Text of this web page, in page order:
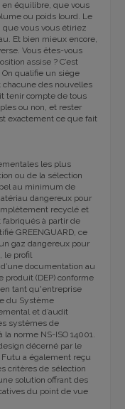
en équilibre, que vous
ou poids lourd. Le
que vous vous étiriez
Et bien mieux encore,
Vous êtes-vous
assise ? C’est
qualifie un siège
des nouvelles
tenir compte de tous
ou non, et rester
exactement ce que fait
les plus
ou de la sélection
au minimum de
dangereux pour
recyclé et
fabriqués à partir de
GREENGUARD, ce
gaz dangereux pour
le profil
documentation au
produit (DEP) conforme
en tant qu'entreprise
du Système
et d’audit
systèmes de
norme NS-ISO 14001.
décerné par le
a également reçu
critères de sélection
solution offrant des
du point de vue